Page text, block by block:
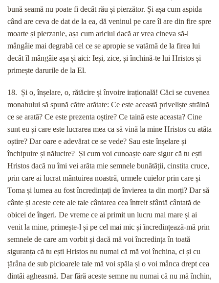
bună seamă nu poate fi decât rău și pierzător. Și așa cum aspida
când are ceva de dat de la ea, dă veninul pe care îl are din fire spre
moarte și pierzanie, așa cum ariciul dacă ar vrea cineva să-l
mângâie mai degrabă cel ce se apropie se vatămă de la firea lui
decât îl mângâie așa și aici: Ieși, zice, și închină-te lui Hristos și
primește darurile de la El.
18. Și o, înșelare, o, rătăcire și învoire irațională! Căci se cuvenea
monahului să spună către arătate: Ce este această priveliște străină
ce se arată? Ce este prezenta oștire? Ce taină este aceasta? Cine
sunt eu și care este lucrarea mea ca să vină la mine Hristos cu atâta
oștire? Dar oare e adevărat ce se vede? Sau este înșelare și
închipuire și nălucire? Și cum voi cunoaște oare sigur că tu ești
Hristos dacă nu îmi vei arăta mie semnele bunătății, cinstita cruce,
prin care ai lucrat mântuirea noastră, urmele cuielor prin care și
Toma și lumea au fost încredințați de învierea ta din morți? Dar să
cânte și aceste cete ale tale cântarea cea întreit sfântă cântată de
obicei de îngeri. De vreme ce ai primit un lucru mai mare și ai
venit la mine, primește-l și pe cel mai mic și încredințează-mă prin
semnele de care am vorbit și dacă mă voi încredința în toată
siguranța că tu ești Hristos nu numai că mă voi închina, ci și cu
țărâna de sub picioarele tale mă voi spăla și o voi mânca drept cea
dintâi agheasmă. Dar fără aceste semne nu numai că nu mă închin,